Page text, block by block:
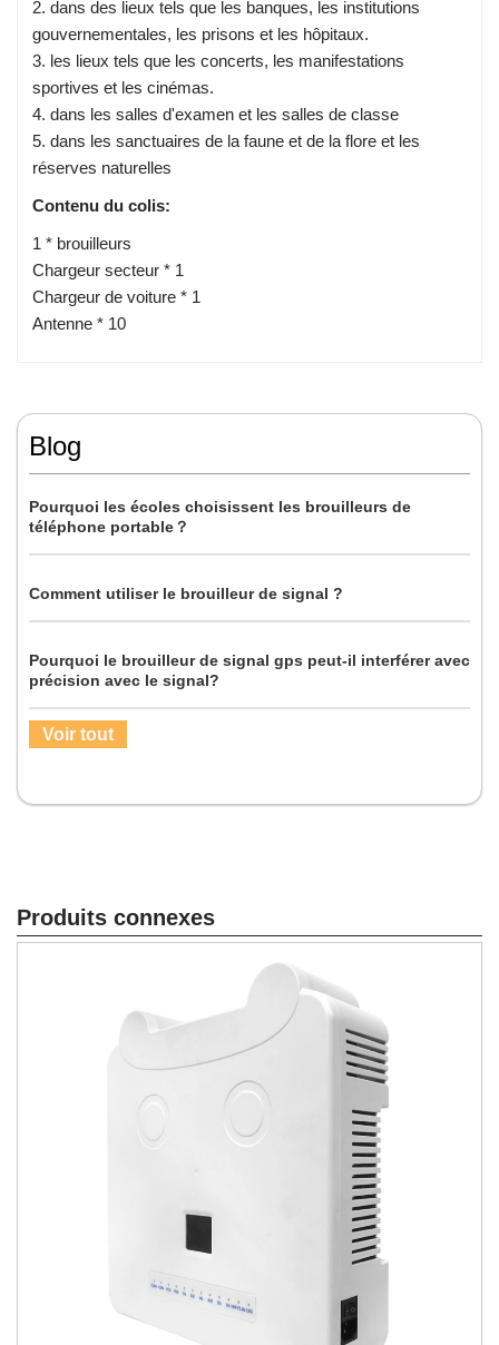
2. dans des lieux tels que les banques, les institutions
gouvernementales, les prisons et les hôpitaux.
3. les lieux tels que les concerts, les manifestations
sportives et les cinémas.
4. dans les salles d'examen et les salles de classe
5. dans les sanctuaires de la faune et de la flore et les
réserves naturelles
Contenu du colis:
1 * brouilleurs
Chargeur secteur * 1
Chargeur de voiture * 1
Antenne * 10
Blog
Pourquoi les écoles choisissent les brouilleurs de
téléphone portable？
Comment utiliser le brouilleur de signal ?
Pourquoi le brouilleur de signal gps peut-il interférer avec
précision avec le signal?
Voir tout
Produits connexes